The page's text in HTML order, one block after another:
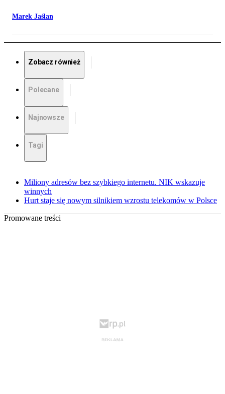
Marek Jaślan
Zobacz również
Polecane
Najnowsze
Tagi
Miliony adresów bez szybkiego internetu. NIK wskazuje
winnych
Hurt staje się nowym silnikiem wzrostu telekomów w Polsce
Promowane treści